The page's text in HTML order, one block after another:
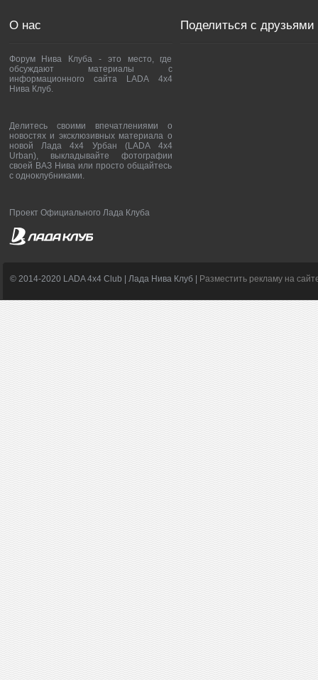
О нас
Форум Нива Клуба - это место, где
обсуждают материалы с
информационного сайта LADA 4x4
Нива Клуб.
Делитесь своими впечатлениями о
новостях и эксклюзивных материала о
новой Лада 4х4 Урбан (LADA 4x4
Urban), выкладывайте фотографии
своей ВАЗ Нива или просто общайтесь
с одноклубниками.
Проект Официального Лада Клуба
Поделиться с друзьями
© 2014-2020 LADA 4x4 Club | Лада Нива Клуб | Разместить рекламу на